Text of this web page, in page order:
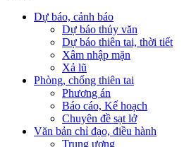
Dự báo, cảnh báo
Dự báo thủy văn
Dự báo thiên tai, thời tiết
Xâm nhập mặn
Xả lũ
Phòng, chống thiên tai
Phương án
Báo cáo, Kế hoạch
Chuyên đề sạt lở
Văn bản chỉ đạo, điều hành
Trung ương